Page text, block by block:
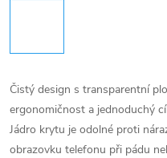
Čistý design s transparentní
ergonomičnost a jednoduchý
Jádro krytu je odolné proti
obrazovku telefonu při pádu